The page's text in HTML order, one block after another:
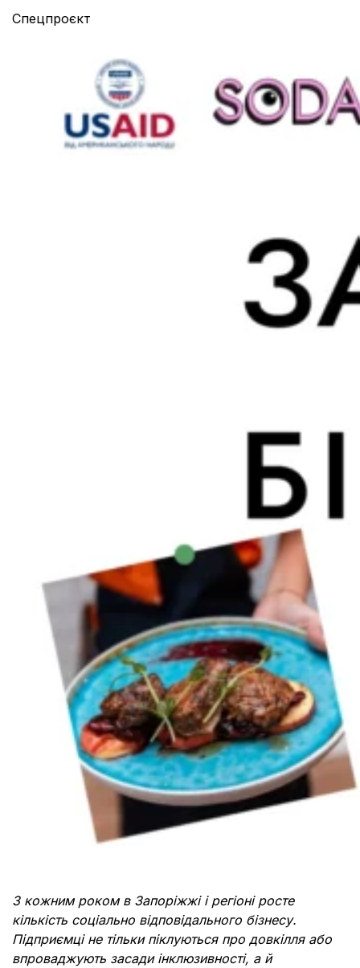
Спецпроєкт
З кожним роком в Запоріжжі і регіоні росте
кількість соціально відповідального бізнесу.
Підприємці не тільки піклуються про довкілля або
впроваджують засади інклюзивності, а й